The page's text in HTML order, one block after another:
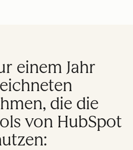
einem Jahr
die die
von HubSpot